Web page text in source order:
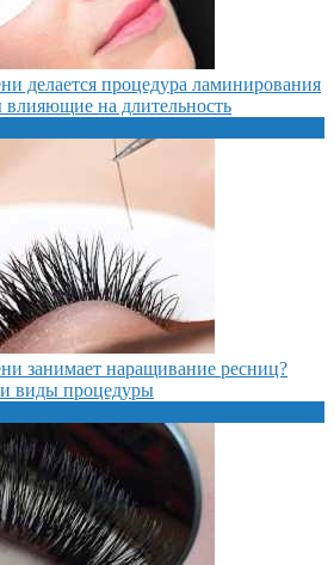
делается процедура ламинирования
на длительность
занимает наращивание ресниц?
виды процедуры